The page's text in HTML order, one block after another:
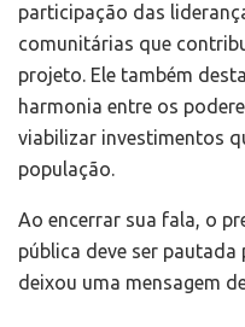
participação das
comunitárias que
projeto. Ele também
harmonia entre os
viabilizar investimentos
população.
Ao encerrar sua fala, o
pública deve ser
deixou uma mensagem